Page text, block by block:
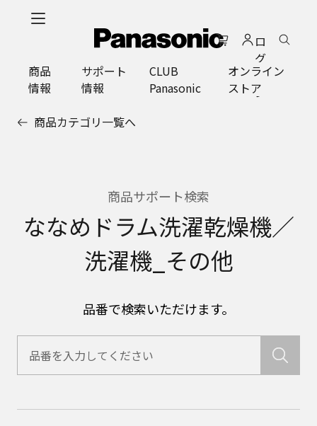
ロ
グ
イ
ン
商品
情報
サポート
情報
CLUB
Panasonic
オンライン
ストア
商品カテゴリ一覧へ
商品サポート検索
ななめドラム洗濯乾燥機／
洗濯機_その他
品番で検索いただけます。